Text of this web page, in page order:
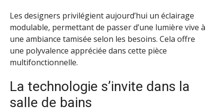
Les designers privilégient aujourd’hui un éclairage
modulable, permettant de passer d’une lumière vive à
une ambiance tamisée selon les besoins. Cela offre
une polyvalence appréciée dans cette pièce
multifonctionnelle.
La technologie s’invite dans la
salle de bains